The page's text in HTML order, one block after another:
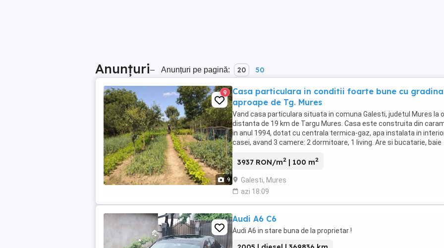
Anunțuri– Anunțuri pe pagină: 20 50
9
9
Casa particulara in conditii foarte bune cu gradina
aproape de Tg. Mures
Vand casa particulara situata in comuna Galesti, judetul Mures la o
distanta de 19 km de Targu Mures. Casa este construita din
in anul 1994, dotat cu centrala termica-gaz, apa instalata in
casei, avand 3 camere: 2 dormitoare, 1 living. Are si bucatarie, baie
3937 RON/m2 | 100 m2
Galesti, Mures
azi 18:09
Audi A6 C6
Audi A6 in stare buna de la proprietar !